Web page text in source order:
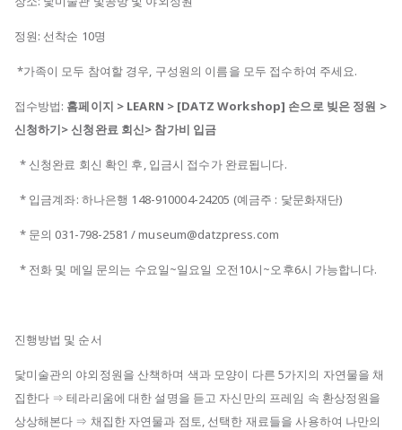
정원: 선착순 10명
*가족이 모두 참여할 경우, 구성원의 이름을 모두 접수하여 주세요.
접수방법: 홈페이지 > LEARN > [DATZ Workshop] 손으로 빚은 정원 >
신청하기> 신청완료 회신> 참가비 입금
* 신청완료 회신 확인 후, 입금시 접수가 완료됩니다.
* 입금계좌: 하나은행 148-910004-24205 (예금주 : 닻문화재단)
* 문의 031-798-2581 / museum@datzpress.com
* 전화 및 메일 문의는 수요일~일요일 오전10시~오후6시 가능합니다.
진행방법 및 순서
닻미술관의 야외정원을 산책하며 색과 모양이 다른 5가지의 자연물을 채
집한다 ⇒ 테라리움에 대한 설명을 듣고 자신만의 프레임 속 환상정원을
상상해본다 ⇒ 채집한 자연물과 점토, 선택한 재료들을 사용하여 나만의